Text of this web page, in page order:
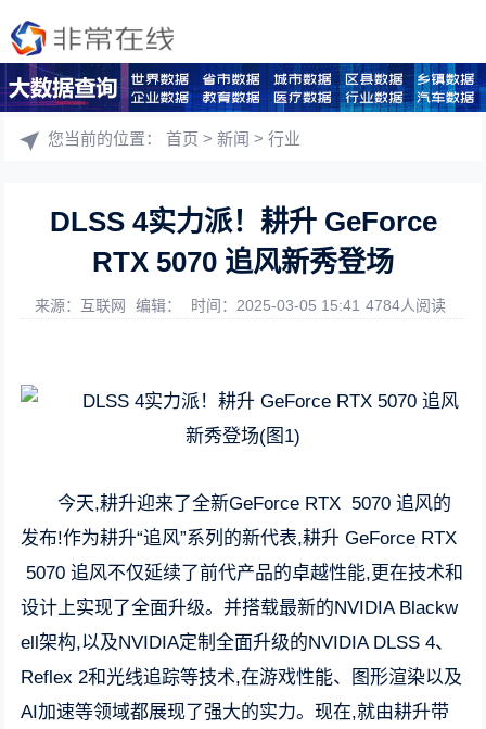
您当前的位置：首页 >新闻 >行业
DLSS 4实力派！耕升 GeForce
RTX 5070 追风新秀登场
来源：互联网 编辑： 时间：2025-03-05 15:41 4784人阅读
今天,耕升迎来了全新GeForce RTX 5070 追风的
发布!作为耕升“追风”系列的新代表,耕升 GeForce RTX
5070 追风不仅延续了前代产品的卓越性能,更在技术和
设计上实现了全面升级。并搭载最新的NVIDIA Blackw
ell架构,以及NVIDIA定制全面升级的NVIDIA DLSS 4、
Reflex 2和光线追踪等技术,在游戏性能、图形渲染以及
AI加速等领域都展现了强大的实力。现在,就由耕升带